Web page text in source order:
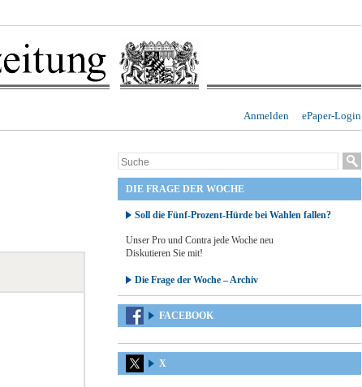
ePaper-Login
Anmelden
DIE FRAGE DER WOCHE
Soll die Fünf-Prozent-Hürde bei Wahlen fallen?
Unser Pro und Contra jede Woche neu
Diskutieren Sie mit!
Die Frage der Woche – Archiv
FACEBOOK
X